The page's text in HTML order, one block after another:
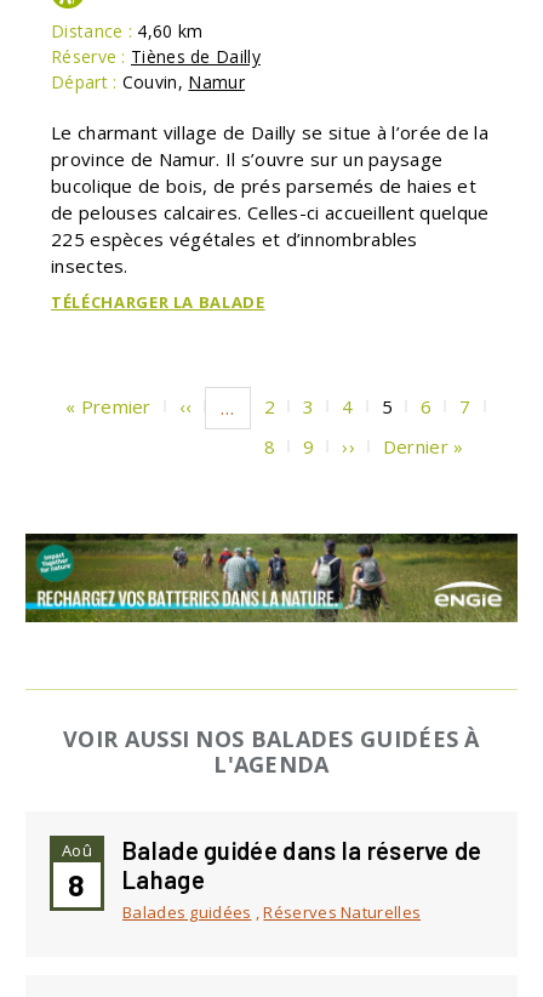
Distance : 4,60 km
Réserve : Tiènes de Dailly
Départ : Couvin, Namur
Le charmant village de Dailly se situe à l’orée de la
province de Namur. Il s’ouvre sur un paysage
bucolique de bois, de prés parsemés de haies et
de pelouses calcaires. Celles-ci accueillent quelque
225 espèces végétales et d’innombrables
insectes.
TÉLÉCHARGER LA BALADE
Première
« Premier
Page
précédente
‹‹ … Page
2 Page
3 Page
4
Page
5 Page
6 Page
7
Page
8 Page
9
Page
››
Dernière
Dernier »
VOIR AUSSI NOS BALADES GUIDÉES À
L'AGENDA
Aoû
8
Balade guidée dans la réserve de
Lahage
Balades guidées ,Réserves Naturelles